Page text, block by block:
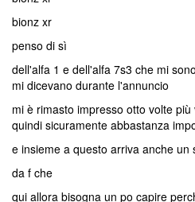
bionz xr
penso di sì
dell'alfa 1 e dell'alfa 7s3 che mi
mi dicevano durante l'annuncio
mi è rimasto impresso otto volte
quindi sicuramente abbastanza
e insieme a questo arriva anche un
da f che
qui allora bisogna un po capire